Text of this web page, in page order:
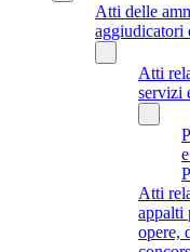
Atti delle
aggiudicatori
Atti
servizi
Atti
appalti
opere,